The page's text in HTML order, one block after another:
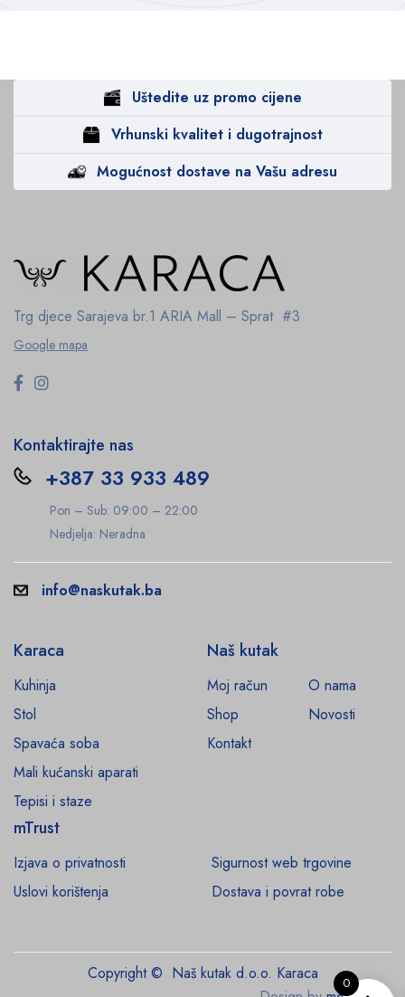
Uštedite uz promo cijene
Vrhunski kvalitet i dugotrajnost
Mogućnost dostave na Vašu adresu
Trg djece Sarajeva br.1 ARIA Mall – Sprat #3
Google mapa
Kontaktirajte nas
+387 33 933 489
Pon – Sub: 09:00 – 22:00
Nedjelja: Neradna
info@naskutak.ba
Karaca
Kuhinja
Stol
Spavaća soba
Mali kućanski aparati
Tepisi i staze
Naš kutak
Moj račun
O nama
Shop
Novosti
Kontakt
mTrust
Izjava o privatnosti
Sigurnost web trgovine
Uslovi korištenja
Dostava i povrat robe
Copyright © Naš kutak d.o.o. Karaca
0